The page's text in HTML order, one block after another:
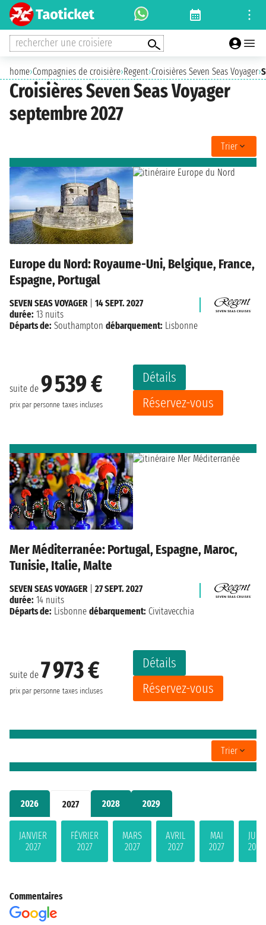
rechercher une croisiere
home›Compagnies de croisière›Regent›Croisières Seven Seas Voyager›
Croisières Seven Seas Voyager
septembre 2027
2026 2027 2028 2029
JANVIER
2027
FÉVRIER
2027
MARS
2027
AVRIL
2027
MAI
2027
JUIN
2027
Trier
Europe du Nord: Royaume-Uni, Belgique, France,
Espagne, Portugal
suite de 9 539 €
prix par personne taxes incluses
Détails
Réservez-vous
SEVEN SEAS VOYAGER
14 SEPT. 2027
durée: 13 nuits
Départs de: Southampton débarquement: Lisbonne
Mer Méditerranée: Portugal, Espagne, Maroc,
Tunisie, Italie, Malte
suite de 7 973 €
prix par personne taxes incluses
Détails
Réservez-vous
SEVEN SEAS VOYAGER| 27 SEPT. 2027
durée: 14 nuits
Départs de: Lisbonne débarquement: Civitavecchia
Trier
Commentaires